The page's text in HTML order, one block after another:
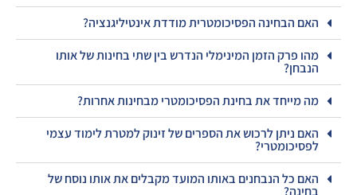
האם הבחינה הפסיכומטרית מודדת אינטיליגנציה?
מהו פרק הזמן המינימלי הנדרש בין שתי בחינות של אותו
הנבחן?
מה מייחד את בחינת הפסיכומטרי מבחינות אחרות?
האם ניתן לרכוש את הספרים של זינוק למטרת לימוד עצמי
לפסיכומטרי?
האם כל הנבחנים באותו המועד מקבלים את אותו נוסח של
בחינה?